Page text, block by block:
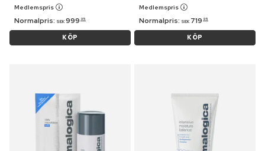
Medlemspris
Normalpris: SEK 999 95
KÖP
Medlemspris
Normalpris: SEK 719 95
KÖP